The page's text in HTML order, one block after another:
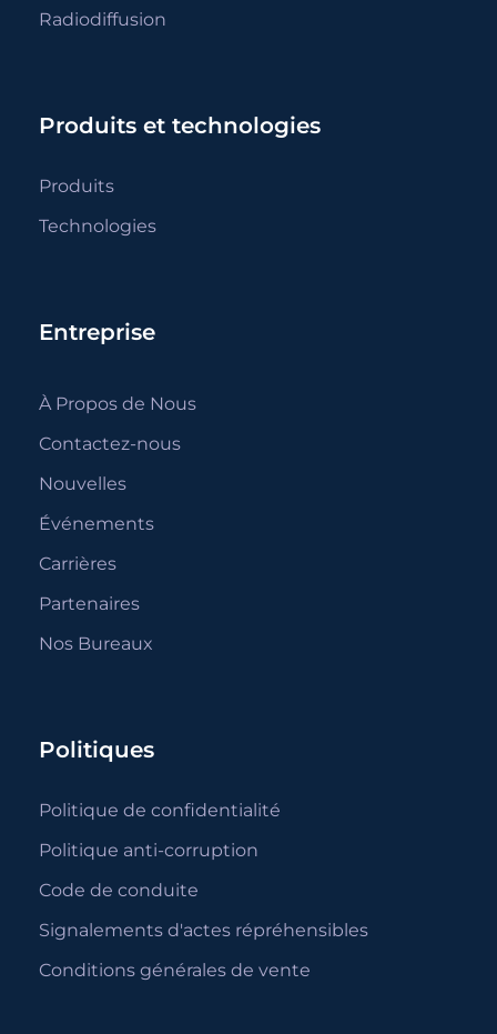
Radiodiffusion
Produits et technologies
Produits
Technologies
Entreprise
À Propos de Nous
Contactez-nous
Nouvelles
Événements
Carrières
Partenaires
Nos Bureaux
Politiques
Politique de confidentialité
Politique anti-corruption
Code de conduite
Signalements d'actes répréhensibles
Conditions générales de vente